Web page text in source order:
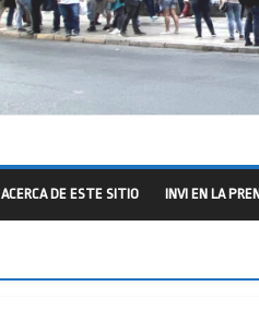
ACERCA DE ESTE SITIO INVI EN LA